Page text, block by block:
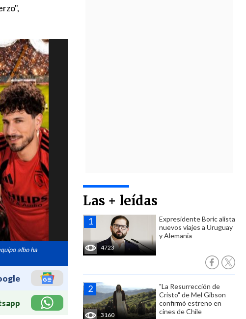
albo ha
Las + leídas
4723
Expresidente Boric alista
nuevos viajes a Uruguay
y Alemania
3160
"La Resurrección de
Cristo" de Mel Gibson
confirmó estreno en
cines de Chile